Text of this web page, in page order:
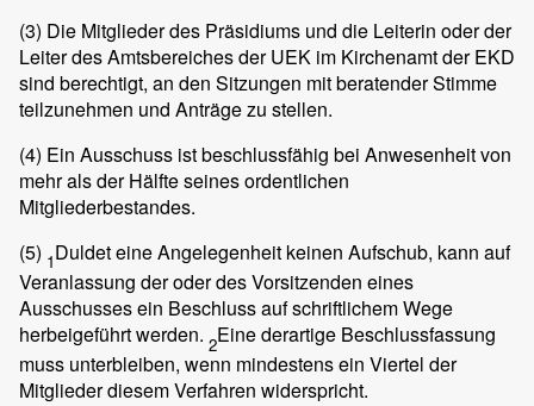
(3) Die Mitglieder des Präsidiums und die Leiterin oder der
Leiter des Amtsbereiches der UEK im Kirchenamt der EKD
sind berechtigt, an den Sitzungen mit beratender Stimme
teilzunehmen und Anträge zu stellen.
(4) Ein Ausschuss ist beschlussfähig bei Anwesenheit von
mehr als der Hälfte seines ordentlichen
Mitgliederbestandes.
(5) 1Duldet eine Angelegenheit keinen Aufschub, kann auf
Veranlassung der oder des Vorsitzenden eines
Ausschusses ein Beschluss auf schriftlichem Wege
herbeigeführt werden. 2Eine derartige Beschlussfassung
muss unterbleiben, wenn mindestens ein Viertel der
Mitglieder diesem Verfahren widerspricht.